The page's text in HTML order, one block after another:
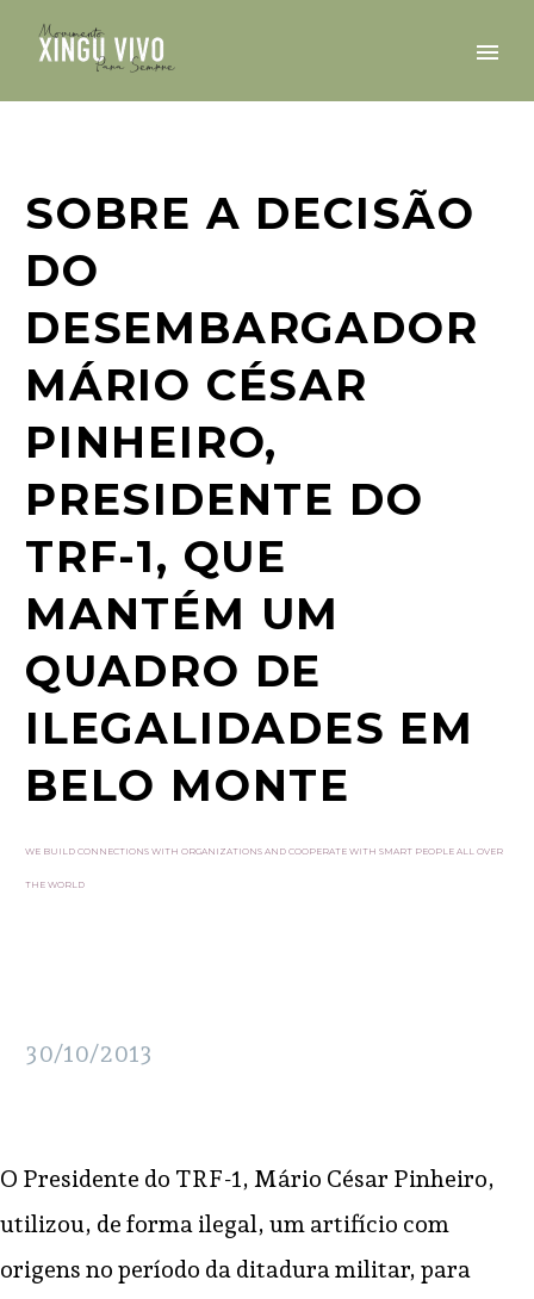
SOBRE A DECISÃO
DO
DESEMBARGADOR
MÁRIO CÉSAR
PINHEIRO,
PRESIDENTE DO
TRF-1, QUE
MANTÉM UM
QUADRO DE
ILEGALIDADES EM
BELO MONTE
WE BUILD CONNECTIONS WITH ORGANIZATIONS AND COOPERATE WITH SMART PEOPLE ALL OVER
THE WORLD
30/10/2013
O Presidente do TRF-1, Mário César Pinheiro,
utilizou, de forma ilegal, um artifício com
origens no período da ditadura militar, para